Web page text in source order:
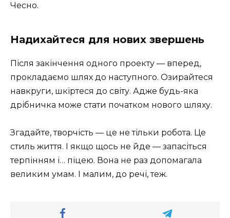
Чесно.
Надихайтеся для нових звершень
Після закінчення одного проекту — вперед,
прокладаємо шлях до наступного. Озирайтеся
навкруги, шкіртеся до світу. Адже будь-яка
дрібничка може стати початком нового шляху.
Згадайте, творчість — це не тільки робота. Це
стиль життя. І якщо щось не йде — запасіться
терпінням і… піцею. Вона не раз допомагала
великим умам. І малим, до речі, теж.